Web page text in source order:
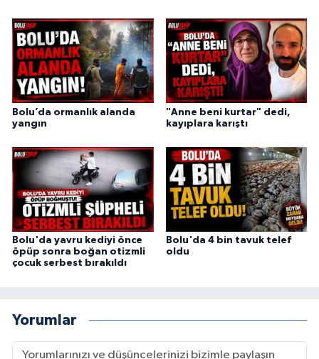
Bolu’da ormanlık alanda
yangın
"Anne beni kurtar" dedi,
kayıplara karıştı
Bolu'da yavru kediyi önce
öpüp sonra boğan otizmli
çocuk serbest bırakıldı
Bolu'da 4 bin tavuk telef
oldu
Yorumlar